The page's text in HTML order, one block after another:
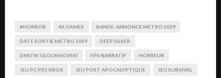
#HORROR 4A GAMES BANDE-ANNONCE METRO 2039
DATE SORTIE METRO 2039 DEEP SILVER
DMITRI GLOUKHOVSKI FPS NARRATIF HORREUR
JEU PC PS5 XBOX JEU POST APOCALYPTIQUE JEU SURVIVAL